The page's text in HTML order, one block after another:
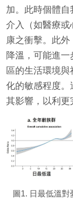
加。此時個體
介入（如醫療或
康之衝擊。此
降溫，可能進
區的生活環境
化的敏感程度
其影響，以利更
圖1. 日最低溫